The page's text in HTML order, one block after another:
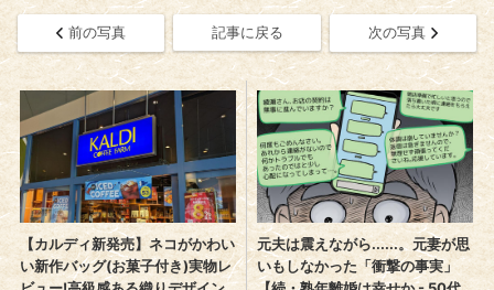
前の写真 記事に戻る 次の写真